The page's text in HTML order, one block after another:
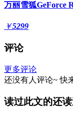
万丽雪狐GeForce
￥5299
评论
更多评论
还没有人评论~ 快
读过此文的还